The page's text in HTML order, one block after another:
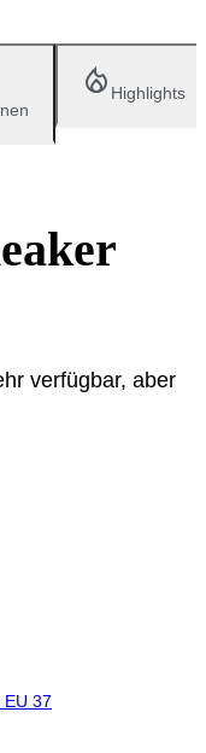
Highlights
verfügbar, aber
37